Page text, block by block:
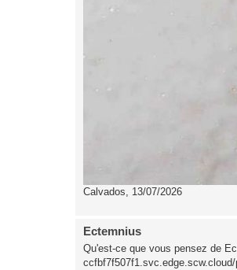
Calvados, 13/07/2026
Ectemnius
Qu'est-ce que vous pensez de